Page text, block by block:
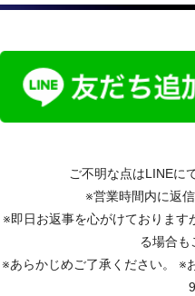
ご不明な点はLINEに
※営業時間内に返
※即日お返事を心がけております
る場合も
※あらかじめご了承ください。 ※